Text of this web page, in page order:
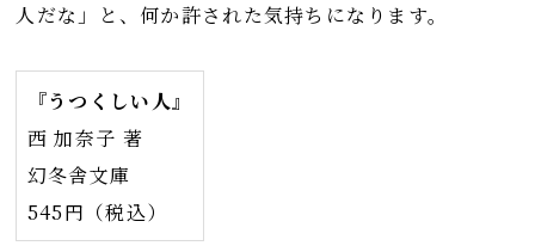
人だな」と、何か許された気持ちになります。
『うつくしい人』
西 加奈子 著
幻冬舎文庫
545円（税込）